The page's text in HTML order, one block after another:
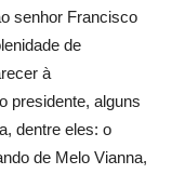
senhor Francisco
de
à
presidente, alguns
dentre eles: o
de Melo Vianna,